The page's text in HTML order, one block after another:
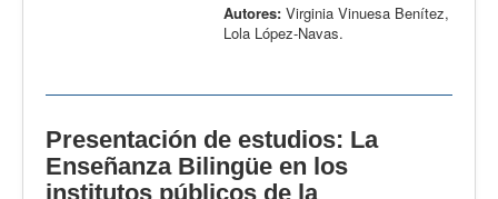
Autores: Virginia Vinuesa Benítez,
Lola López-Navas.
Presentación de estudios: La
Enseñanza Bilingüe en los
institutos públicos de la